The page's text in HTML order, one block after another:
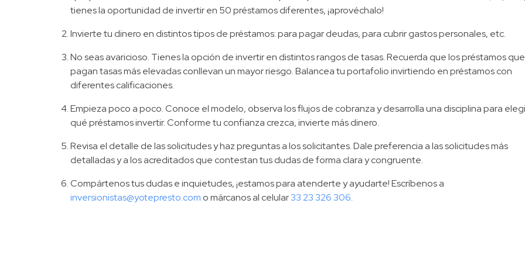
tienes la oportunidad de invertir en 50 préstamos diferentes, ¡aprovéchalo!
Invierte tu dinero en distintos tipos de préstamos: para pagar deudas, para cubrir gastos personales, etc.
No seas avaricioso. Tienes la opción de invertir en distintos rangos de tasas. Recuerda que los préstamos que
pagan tasas más elevadas conllevan un mayor riesgo. Balancea tu portafolio invirtiendo en préstamos con
diferentes calificaciones.
Empieza poco a poco. Conoce el modelo, observa los flujos de cobranza y desarrolla una disciplina para
qué préstamos invertir. Conforme tu confianza crezca, invierte más dinero.
Revisa el detalle de las solicitudes y haz preguntas a los solicitantes. Dale preferencia a las solicitudes más
detalladas y a los acreditados que contestan tus dudas de forma clara y congruente.
Compártenos tus dudas e inquietudes, ¡estamos para atenderte y ayudarte! Escríbenos a
inversionistas@yotepresto.com o márcanos al celular33 23 326 306.